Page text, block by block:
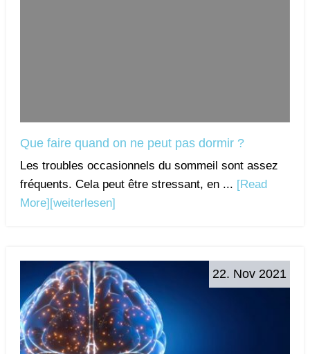
Que faire quand on ne peut pas dormir ?
Les troubles occasionnels du sommeil sont assez
fréquents. Cela peut être stressant, en ... [Read
More] [weiterlesen]
22. Nov 2021